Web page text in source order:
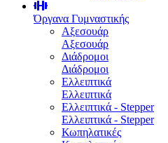
Όργανα Γυμναστικής
Αξεσουάρ
Αξεσουάρ
Διάδρομοι
Διάδρομοι
Ελλειπτικά
Ελλειπτικά
Ελλειπτικά - Stepper
Ελλειπτικά - Stepper
Κωπηλατικές